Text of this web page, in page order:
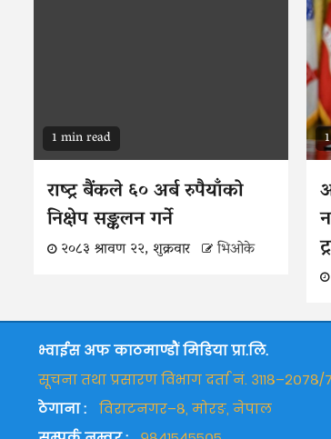
1 min read
राष्ट्र बैंकले ६० अर्ब रुपैयाँको
निक्षेप सङ्कलन गर्ने
२०८३ श्रावण २२, शुक्रवार भिओके
भ्वाईस अफ काठमाण्डौं मिडिया प्रा.लि.
सूचना तथा प्रसारण विभाग दर्ता नं. ३११८–२०७८/
ठेगाना :
विराटनगर–८, मोरङ, नेपाल